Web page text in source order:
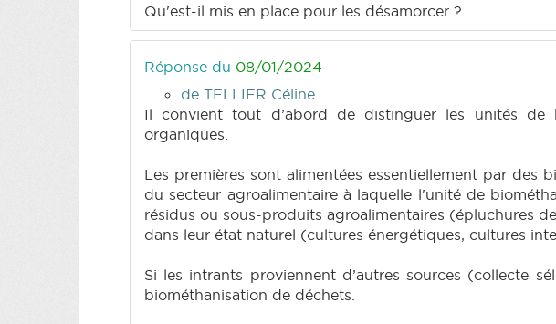
Qu'est-il mis en place pour les désamorcer ?
Réponse du 08/01/2024
de TELLIER Céline
Il convient tout d’abord de distinguer les unités de
organiques.
Les premières sont alimentées essentiellement par des
du secteur agroalimentaire à laquelle l'unité de
résidus ou sous-produits agroalimentaires (épluchures
dans leur état naturel (cultures énergétiques, cultures
Si les intrants proviennent d’autres sources (collecte
biométhanisation de déchets.